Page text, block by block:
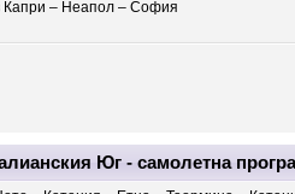
– Неапол – София
Юг - самолетна